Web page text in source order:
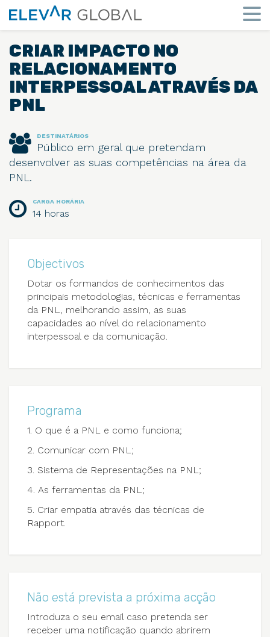
Elevar
Global
Mude
a
perspetiva
CRIAR IMPACTO NO
RELACIONAMENTO
INTERPESSOAL ATRAVÉS DA
PNL
DESTINATÁRIOS
Público em geral que pretendam
desenvolver as suas competências na área da
PNL.
CARGA HORÁRIA
14 horas
Objectivos
Dotar os formandos de conhecimentos das
principais metodologias, técnicas e ferramentas
da PNL, melhorando assim, as suas
capacidades ao nível do relacionamento
interpessoal e da comunicação.
Programa
1. O que é a PNL e como funciona;
2. Comunicar com PNL;
3. Sistema de Representações na PNL;
4. As ferramentas da PNL;
5. Criar empatia através das técnicas de
Rapport.
Não está prevista a próxima acção
Introduza o seu email caso pretenda ser
receber uma notificação quando abrirem